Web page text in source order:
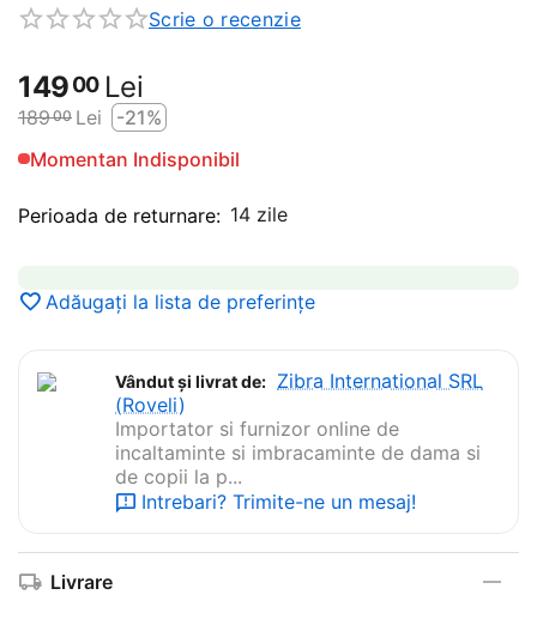
Scrie o recenzie
14900 Lei
18900 Lei
-21%
Momentan Indisponibil
Perioada de returnare: 14 zile
Adăugați la lista de preferințe
Vândut și livrat de: Zibra International SRL
(Roveli)
Importator si furnizor online de
incaltaminte si imbracaminte de dama si
de copii la p...
Intrebari? Trimite-ne un mesaj!
Livrare